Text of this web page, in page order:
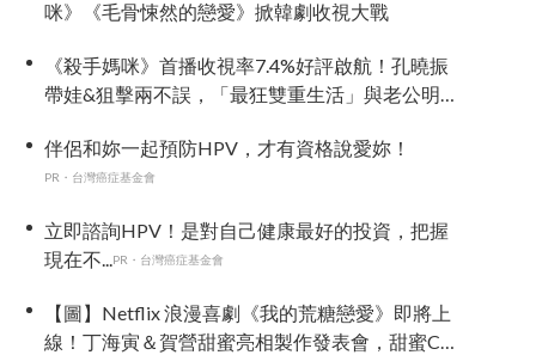
咪》《毛骨悚然的戀愛》掀韓劇收視大戰
《殺手媽咪》首播收視率7.4%好評啟航！孔曉振
帶娃&狙擊兩不誤，「最狂雙重生活」與老公明追
伴侶和妳一起預防HPV，才有資格說愛妳！
PR・台灣癌症基金會
立即諮詢HPV！是對自己健康最好的投資，把握
現在不...PR・台灣癌症基金會
【圖】Netflix 浪漫喜劇《我的荒糖戀愛》即將上
線！丁海寅＆賀營甜蜜亮相製作發表會，甜蜜CP